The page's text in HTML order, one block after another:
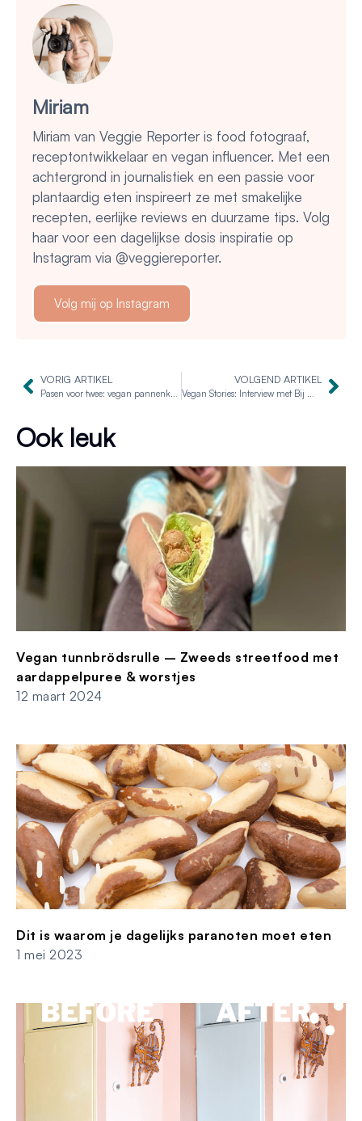
Miriam
Miriam van Veggie Reporter is food fotograaf,
receptontwikkelaar en vegan influencer. Met een
achtergrond in journalistiek en een passie voor
plantaardig eten inspireert ze met smakelijke
recepten, eerlijke reviews en duurzame tips. Volg
haar voor een dagelijkse dosis inspiratie op
Instagram via @veggiereporter.
Volg mij op Instagram
VORIG ARTIKEL
Pasen voor twee: vegan pannenkoeken
VOLGEND ARTIKEL
Vegan Stories: Interview met Bij mama thuis
Ook leuk
Vegan tunnbrödsrulle – Zweeds streetfood met
aardappelpuree & worstjes
12 maart 2024
Dit is waarom je dagelijks paranoten moet eten
1 mei 2023